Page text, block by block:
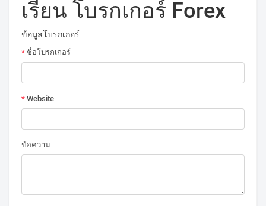
เรียน โบรกเกอร์ Forex
ข้อมูลโบรกเกอร์
* ชื่อโบรกเกอร์
* Website
ข้อความ